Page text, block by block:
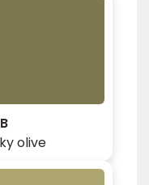
olive